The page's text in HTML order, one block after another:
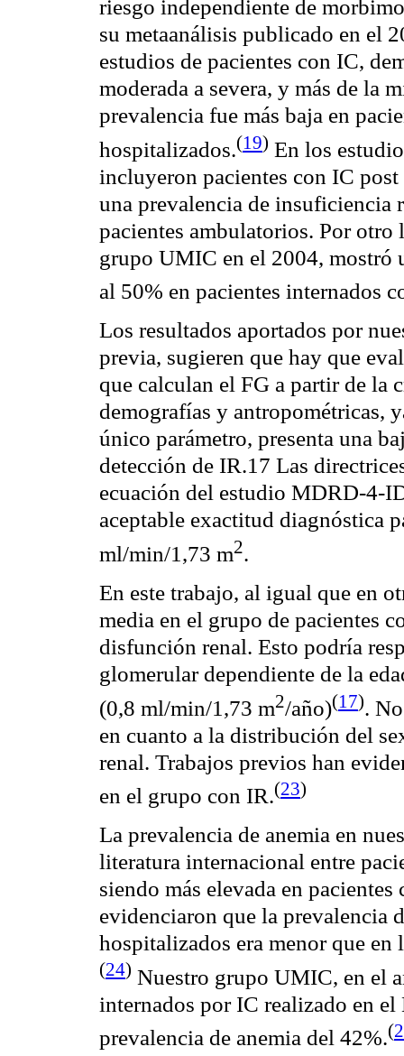
riesgo independiente de
su metaanálisis publicado en el
estudios de pacientes con IC,
moderada a severa, y más de la
prevalencia fue más baja en
hospitalizados.(19) En los
incluyeron pacientes con IC
una prevalencia de insuficiencia
pacientes ambulatorios. Por
grupo UMIC en el 2004, mostró
al 50% en pacientes internados
Los resultados aportados por
previa, sugieren que hay que
que calculan el FG a partir de la
demografías y antropométricas,
único parámetro, presenta una
detección de IR.17 Las
ecuación del estudio MDRD-4-
aceptable exactitud diagnóstica
ml/min/1,73 m2.
En este trabajo, al igual que en
media en el grupo de pacientes
disfunción renal. Esto podría
glomerulardependiente de la
(0,8 ml/min/1,73 m2/año)(17).
en cuanto a la distribución del
renal. Trabajos previos han
en el grupo con IR.(23)
La prevalencia de anemia en
literatura internacional entre
siendo más elevada en
evidenciaron que la prevalencia
hospitalizados era menor que
(24) Nuestro grupo UMIC, en el
internados por IC realizado en
prevalencia de anemia del 42%.(